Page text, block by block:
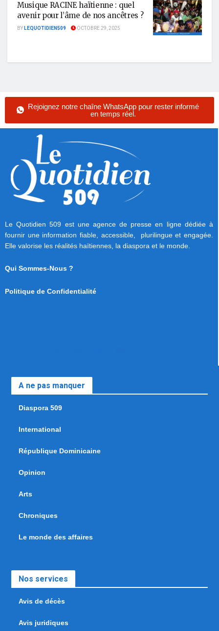
Musique RACINE haïtienne : quel
avenir pour l’âme de nos ancêtres ?
BYLEQUOTIDIEN509 OCTOBRE 29, 2025
Rejoignez notre chaîne WhatsApp pour rester informé
en temps réel.
Le Quotidien 509 est une agence de presse en ligne dédiée à
fournir une information fiable, accessible, plurilingue et engagée.
Elle valorise les réalités haïtiennes, la diaspora et le monde.
Qui Sommes-Nous ?
Politique de Confidentialité
A ne pas manquer
Diaspora 509
International
République Dominicaine
Opinion
Arts
Chroniques
Le monde des affaires
Nos services
Avis de décès
Avis juridiques